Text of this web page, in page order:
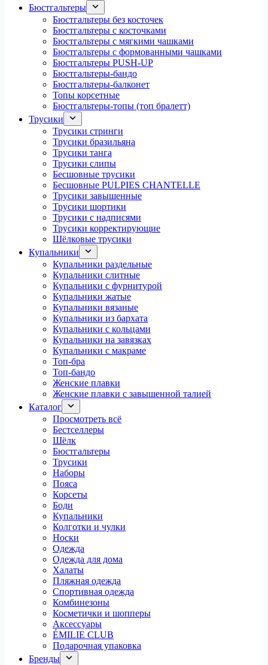
Бюстгальтеры
Бюстгальтеры без косточек
Бюстгальтеры с косточками
Бюстгальтеры с мягкими чашками
Бюстгальтеры с формованными чашками
Бюстгальтеры PUSH-UP
Бюстгальтеры-бандо
Бюстгальтеры-балконет
Топы корсетные
Бюстгальтеры-топы (топ бралетт)
Трусики
Трусики стринги
Трусики бразильяна
Трусики танга
Трусики слипы
Бесшовные трусики
Бесшовные PULPIES CHANTELLE
Трусики завышенные
Трусики шортики
Трусики с надписями
Трусики корректирующие
Шёлковые трусики
Купальники
Купальники раздельные
Купальники слитные
Купальники с фурнитурой
Купальники жатые
Купальники вязаные
Купальники из бархата
Купальники с кольцами
Купальники на завязках
Купальники с макраме
Топ-бра
Топ-бандо
Женские плавки
Женские плавки с завышенной талией
Каталог
Просмотреть всё
Бестселлеры
Шёлк
Бюстгальтеры
Трусики
Наборы
Пояса
Корсеты
Боди
Купальники
Колготки и чулки
Носки
Одежда
Одежда для дома
Халаты
Пляжная одежда
Спортивная одежда
Комбинезоны
Косметички и шопперы
Аксессуары
ÉMILIE CLUB
Подарочная упаковка
Бренды